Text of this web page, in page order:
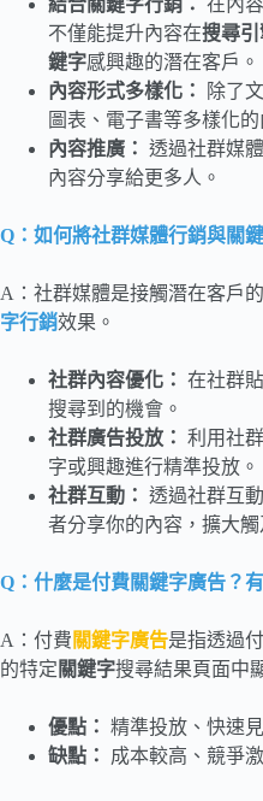
不僅能提升內容在搜尋引
鍵字感興趣的潛在客戶。
內容形式多樣化：
除了
圖表、電子書等多樣化
內容推廣： 透過社群媒
內容分享給更多人。
Q：如何將社群媒體行銷與關
A：社群媒體是接觸潛在客戶
字行銷效果。
社群內容優化： 在社群
搜尋到的機會。
社群廣告投放： 利用社
字或興趣進行精準投放。
社群互動： 透過社群互
者分享你的內容，擴大觸
Q：什麼是付費關鍵字廣告？
A：付費 關鍵字廣告是指透過
的特定 關鍵字搜尋結果頁面中
優點： 精準投放、快速
缺點：
成本較高、競爭